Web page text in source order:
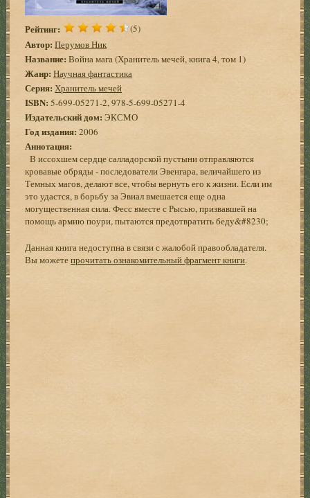
Рейтинг: (5)
Автор: Перумов Ник
Название: Война мага (Хранитель мечей, книга 4, том 1)
Жанр: Научная фантастика
Серия: Хранитель мечей
ISBN: 5-699-05271-2, 978-5-699-05271-4
Издательский дом: ЭКСМО
Год издания:2006
Аннотация:
В иссохшем сердце салладорской пустыни отправляются
кровавые обряды - последователи Эвенгара, величайшего из
Темных магов, делают все, чтобы вернуть его к жизни. Если им
это удастся, в борьбу за Эвиал вмешается еще одна
могущественная сила. Фесс вместе с Рысью, призвавшей на
помощь армию поури, пытаются предотвратить беду&#8230;
Данная книга недоступна в связи с жалобой правообладателя.
Вы можетепрочитать ознакомительный фрагмент книги.